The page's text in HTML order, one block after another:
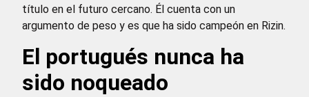
título en el futuro cercano. Él cuenta con un
argumento de peso y es que ha sido campeón en Rizin.
El portugués nunca ha
sido noqueado